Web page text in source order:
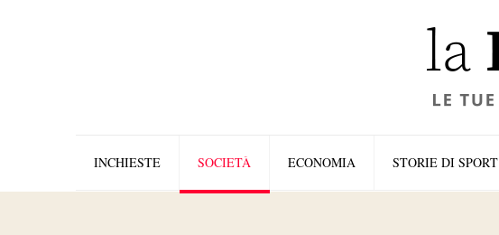
INCHIESTE SOCIETÀ ECONOMIA STORIE DI SPORT